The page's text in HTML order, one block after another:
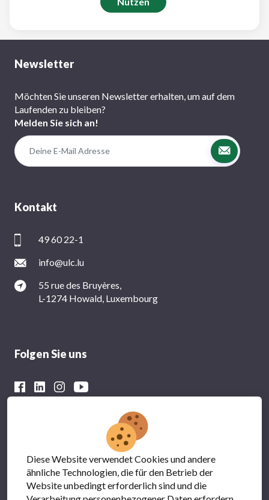
Newsletter
Möchten Sie unseren Newsletter erhalten, um auf dem
Laufenden zu bleiben?
Melden Sie sich an!
Kontakt
49 60 22-1
info@ulc.lu
55 rue des Bruyères,
L-1274 Howald, Luxembourg
Folgen Sie uns
Mit der finanziellen Unterstützung von
Diese Website verwendet Cookies und andere
ähnliche Technologien, die für den Betrieb der
Website unbedingt erforderlich sind und die